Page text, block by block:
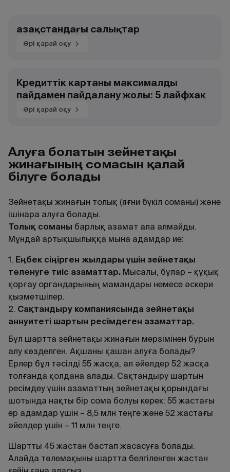
Қазақстандағы салықтар
Әрі қарай оқу
Кредиттік картаны максималды
пайдамен пайдалану жолы: 5 лайфхак
Әрі қарай оқу
Алуға болатын зейнетақы
жинағының сомасын қалай
білуге болады
Зейнетақы жинағын толық (яғни бүкіл соманы) және
ішінара алуға болады.
Толық соманы барлық азамат ала алмайды.
Мұндай артықшылыққа мына адамдар ие:
1. Еңбек сіңірген жылдары үшін зейнетақы
төленуге тиіс азаматтар. Мысалы, бұлар – құқық
қорғау органдарының мамандары немесе әскери
қызметшілер.
2. Сақтандыру компаниясында зейнетақы
аннуитеті шартын ресімдеген азаматтар.
Бұл шартта зейнетақы жинағын мерзімінен бұрын
алу көзделген. Ақшаны қашан алуға болады?
Ерлер бұл тәсілді 55 жасқа, ал әйелдер 52 жасқа
толғанда қолдана алады. Сақтандыру шартын
ресімдеу үшін азаматтың зейнетақы қорындағы
шотында нақты бір сома болуы керек: 55 жастағы
ер адамдар үшін – 8,5 млн теңге және 52 жастағы
әйелдер үшін – 11 млн теңге.
Шартты 45 жастан бастап жасасуға болады.
Алайда төлемақыны шартта белгіленген жастан